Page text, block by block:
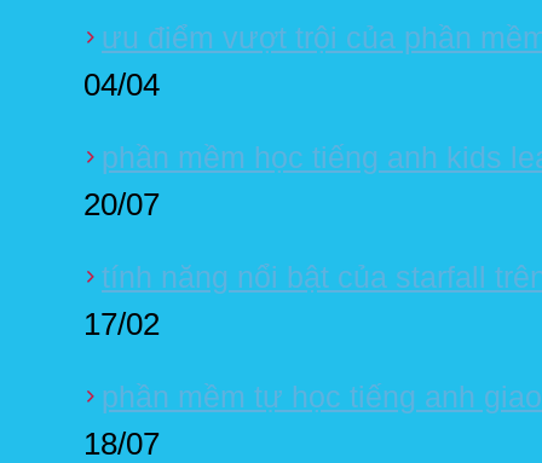
ưu điểm vượt trội của phần
04/04
phần mềm học tiếng anh kids
20/07
tính năng nổi bật của starfall
17/02
phần mềm tự học tiếng anh
18/07